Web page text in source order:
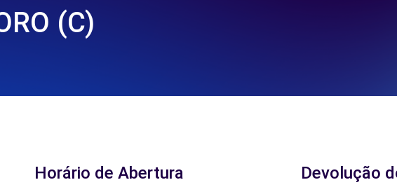
(C)
Horário de Abertura Devolução